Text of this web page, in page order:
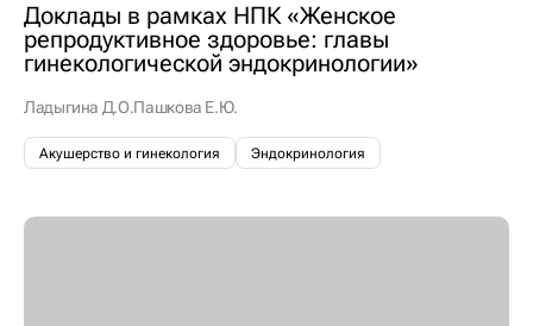
Доклады в рамках НПК «Женское
репродуктивное здоровье: главы
гинекологической эндокринологии»
Ладыгина Д.О.Пашкова Е.Ю.
Акушерство и гинекология Эндокринология